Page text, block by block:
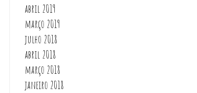
abril 2019
março 2019
julho 2018
abril 2018
março 2018
janeiro 2018